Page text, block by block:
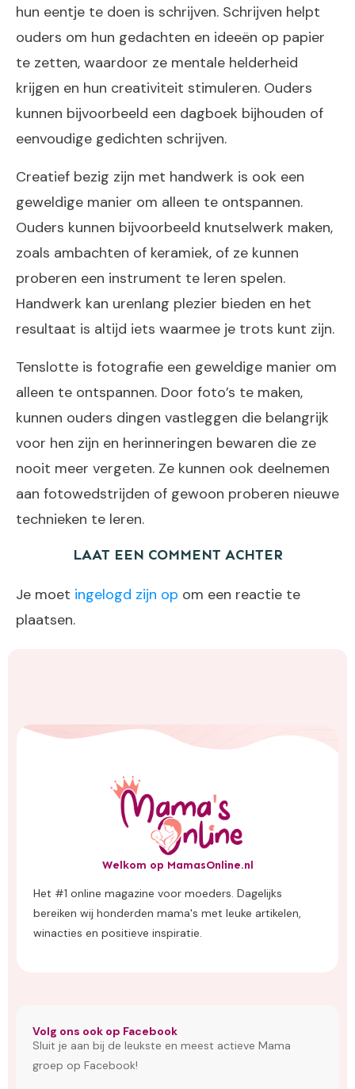
hun eentje te doen is schrijven. Schrijven helpt
ouders om hun gedachten en ideeën op papier
te zetten, waardoor ze mentale helderheid
krijgen en hun creativiteit stimuleren. Ouders
kunnen bijvoorbeeld een dagboek bijhouden of
eenvoudige gedichten schrijven.
Creatief bezig zijn met handwerk is ook een
geweldige manier om alleen te ontspannen.
Ouders kunnen bijvoorbeeld knutselwerk maken,
zoals ambachten of keramiek, of ze kunnen
proberen een instrument te leren spelen.
Handwerk kan urenlang plezier bieden en het
resultaat is altijd iets waarmee je trots kunt zijn.
Tenslotte is fotografie een geweldige manier om
alleen te ontspannen. Door foto’s te maken,
kunnen ouders dingen vastleggen die belangrijk
voor hen zijn en herinneringen bewaren die ze
nooit meer vergeten. Ze kunnen ook deelnemen
aan fotowedstrijden of gewoon proberen nieuwe
technieken te leren.
LAAT EEN COMMENT ACHTER
Je moet ingelogd zijn op om een reactie te
plaatsen.
Welkom op MamasOnline.nl
Het #1 online magazine voor moeders. Dagelijks
bereiken wij honderden mama's met leuke artikelen,
winacties en positieve inspiratie.
Volg ons ook op Facebook
Sluit je aan bij de leukste en meest actieve Mama
groep op Facebook!